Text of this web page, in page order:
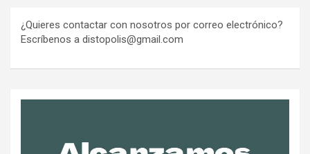
¿Quieres contactar con nosotros por correo electrónico?
Escríbenos a distopolis@gmail.com